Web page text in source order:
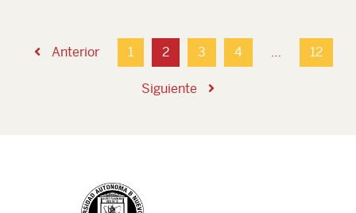
Anterior 1 2 3 4 … 12
Siguiente